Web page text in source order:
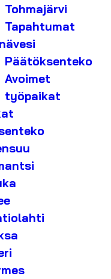
Tohmajärvi
Tapahtumat
Päätöksenteko
Avoimet
työpaikat